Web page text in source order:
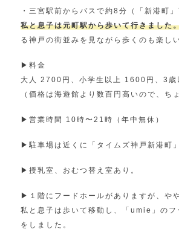
・三宮駅前からバスで約8分（「新港町」
私と息子は元町駅から歩いて行きました
る神戸の街並みを見ながら歩くのも楽し
▶︎料金
大人 2700円、小学生以上 1600円、3歳
（価格は海遊館より数百円高いので、ち
▶︎営業時間 10時〜21時（年中無休）
▶︎駐車場は近くに「タイムズ神戸新港町
▶︎授乳室、おむつ替え室あり。
▶︎１階にフードホールがありますが、や
私と息子は歩いて移動し、「umie」のフ
をしました。